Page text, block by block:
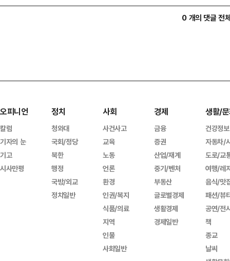
0 개의 댓글 전
오피니언
칼럼
기자의 눈
기고
시사만평
정치
청와대
국회/정당
북한
행정
국방/외교
정치일반
사회
사건사고
교육
노동
언론
환경
인권/복지
식품/의료
지역
인물
사회일반
경제
금융
증권
산업/재계
중기/벤처
부동산
글로벌경제
생활경제
경제일반
생활/
건강정보
자동차/
도로/교
여행/레
음식/맛
패션/뷰
공연/전
책
종교
날씨